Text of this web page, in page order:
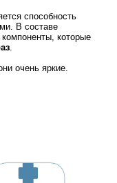
способность
В составе
которые
.
очень яркие.